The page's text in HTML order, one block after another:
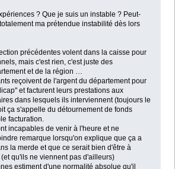
? Que je suis un instable ? Peut-
ma prétendue instabilité dès lors
précédentes volent dans la caisse pour
mais c'est rien, c'est juste des
et de la région …
reçoivent de l'argent du département pour
et facturent leurs prestations aux
dans lesquels ils interviennent (toujours le
ça s'appelle du détournement de fonds
facturation.
incapables de venir à l'heure et ne
remarque lorsqu'on explique que ça a
la merde et que ce serait bien d'être à
qu'ils ne viennent pas d'ailleurs)
estiment d'une normalité absolue qu'il